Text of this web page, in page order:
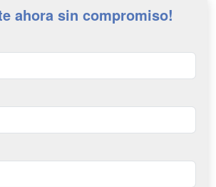
ahora sin compromiso!